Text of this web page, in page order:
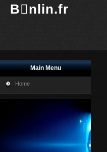
Bnlin.fr
Main Menu
Home